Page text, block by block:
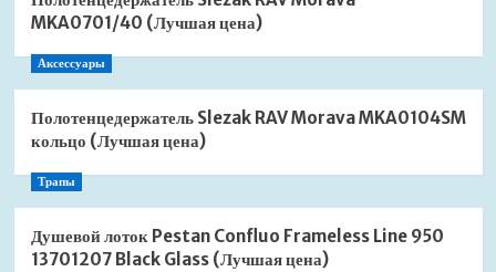
MKA0701/40 (Лучшая цена)
Аксессуары
Полотенцедержатель Slezak RAV Morava MKA0104SM
кольцо (Лучшая цена)
Трапы
Душевой лоток Pestan Confluo Frameless Line 950
13701207 Black Glass (Лучшая цена)